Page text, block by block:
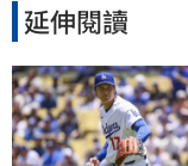
延伸閱讀